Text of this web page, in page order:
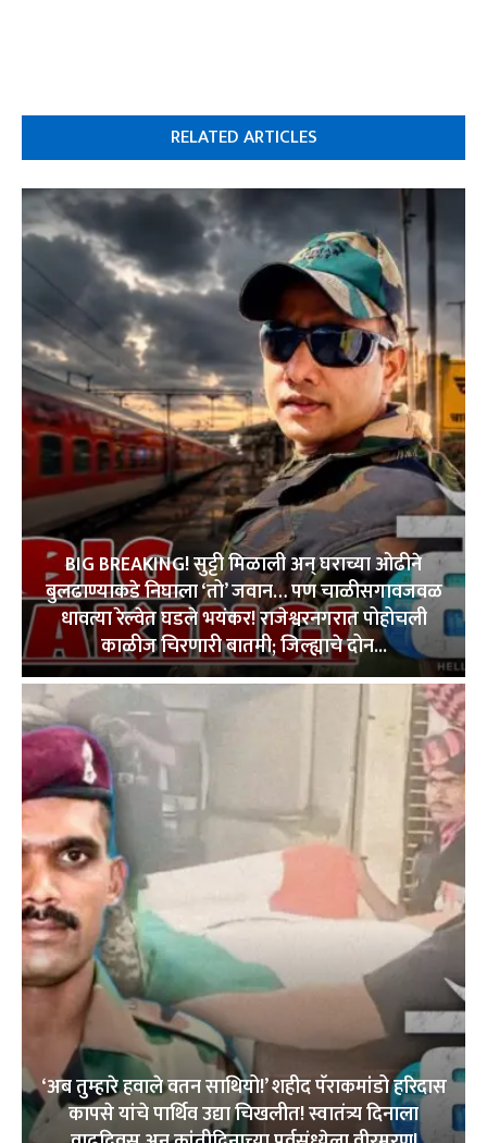
RELATED ARTICLES
BIG BREAKING! सुट्टी मिळाली अन् घराच्या ओढीने
बुलढाण्याकडे निघाला ‘तो’ जवान… पण चाळीसगावजवळ
धावत्या रेल्वेत घडले भयंकर! राजेश्वरनगरात पोहोचली
काळीज चिरणारी बातमी; जिल्ह्याचे दोन...
‘अब तुम्हारे हवाले वतन साथियो!’ शहीद पॅराकमांडो हरिदास
कापसे यांचे पार्थिव उद्या चिखलीत! स्वातंत्र्य दिनाला